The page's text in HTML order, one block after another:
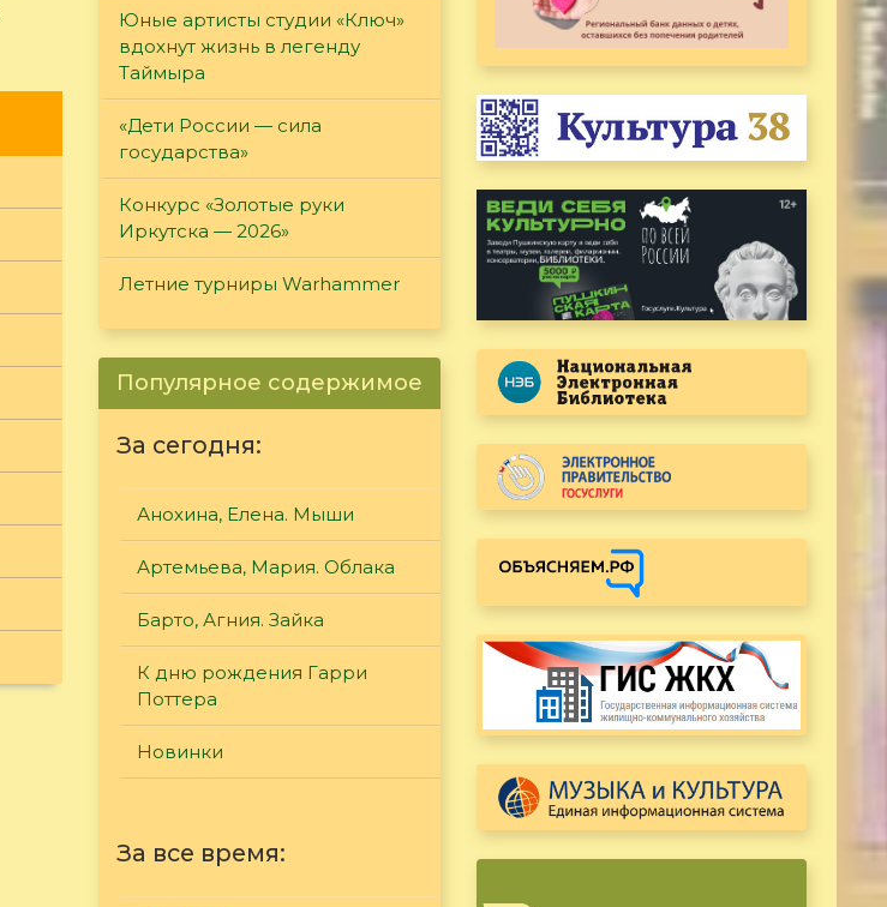
Юные артисты студии «Ключ»
вдохнут жизнь в легенду
Таймыра
«Дети России — сила
государства»
Конкурс «Золотые руки
Иркутска — 2026»
Летние турниры Warhammer
Популярное содержимое
За сегодня:
Анохина, Елена. Мыши
Артемьева, Мария. Облака
Барто, Агния. Зайка
К дню рождения Гарри
Поттера
Новинки
За все время: